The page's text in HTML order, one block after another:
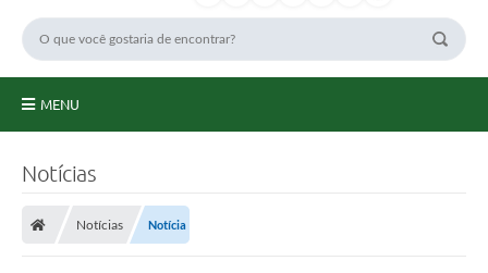
MENU
Notícias
Notícias Notícia